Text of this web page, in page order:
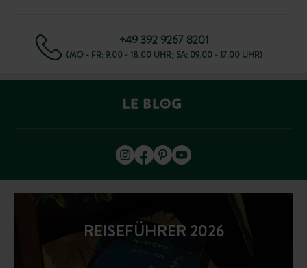
+49 392 9267 8201
(MO - FR: 9.00 - 18.00 UHR; SA: 09.00 - 17.00 UHR)
REISEFÜHRER 2026